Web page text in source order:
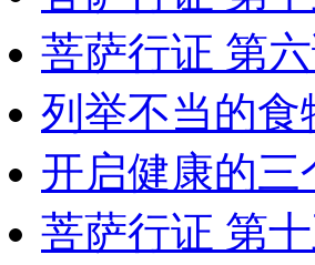
菩萨行证 第
列举不当的食
开启健康的三
菩萨行证 第